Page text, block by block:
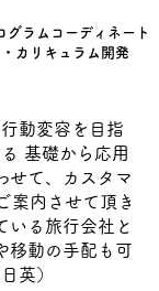
動変容を目指
基礎から応用
せて、カスタマ
案内させて頂き
いる旅行会社と
移動の手配も可
日英）
グラムコーディネート
・カリキュラム開発